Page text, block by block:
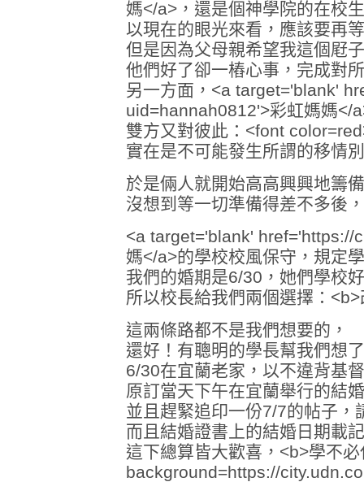
媽</a>，還是個神學院的在校
以現在的眼光來看，應該要再
但是因為父母親希望我這個屘
他們好了卻一樁心事，完成對
另一方面，<a target='blank'
uid=hannah0812'>彩虹媽媽</
雙方又對彼此：<font
實在是不可能發生所謂的移情
於是倆人就開始高高興興地籌
沒想到等一切準備得差不多後
<a target='blank' href='https://
媽</a>的學校校風保守，規定
我們的婚期是6/30，她們學校
所以校長給我們兩個選擇：
這兩條路都不是我們想要的，
還好！有聰明的學長幫我們想
6/30在宜蘭老家，以不違背基
原訂當天下午在宜蘭舉行的結
並且趕緊追印一份7/7的帖子，
而且結婚證書上的結婚日期載
這下總算皆大歡喜，<b>學不
background=https://